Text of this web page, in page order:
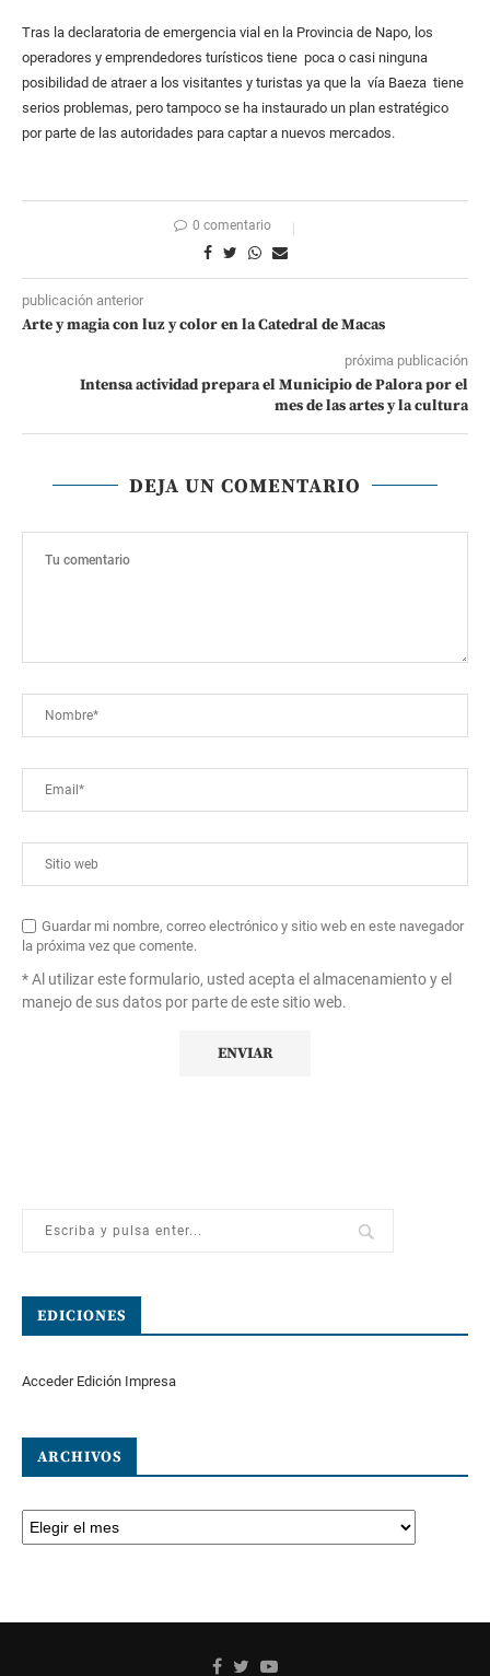
Tras la declaratoria de emergencia vial en la Provincia de Napo, los
operadores y emprendedores turísticos tiene poca o casi ninguna
posibilidad de atraer a los visitantes y turistas ya que la vía Baeza tiene
serios problemas, pero tampoco se ha instaurado un plan estratégico
por parte de las autoridades para captar a nuevos mercados.
0 comentario
publicación anterior
Arte y magia con luz y color en la Catedral de Macas
próxima publicación
Intensa actividad prepara el Municipio de Palora por el
mes de las artes y la cultura
DEJA UN COMENTARIO
Guardar mi nombre, correo electrónico y sitio web en este navegador
la próxima vez que comente.
* Al utilizar este formulario, usted acepta el almacenamiento y el
manejo de sus datos por parte de este sitio web.
EDICIONES
Acceder Edición Impresa
ARCHIVOS